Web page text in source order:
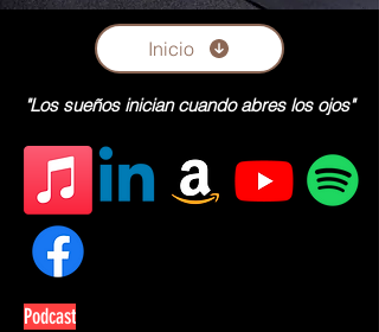
Inicio
"Los sueños inician cuando abres los ojos"
Podcast